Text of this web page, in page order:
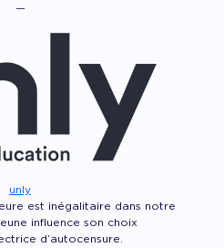
—
unly
est inégalitaire dans notre
influence son choix
d’autocensure.